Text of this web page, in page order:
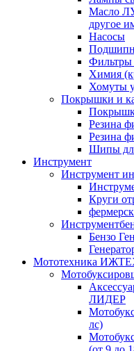
Масло
другое
Насосы
Фильтры
Химия
Хомуты
Покрышки и
Резина
Резина
Шипы
Инструмент
Инструмент
Круги
Бензо
Мототехника
ЛИДЕР
лс)